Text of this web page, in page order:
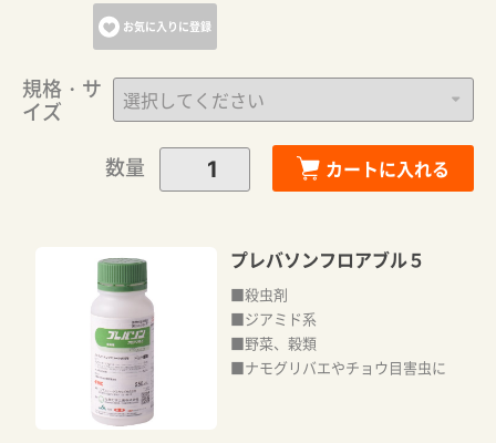
お気に入りに登録
規格・サ
イズ
数量
カートに入れる
プレバソンフロアブル５
■殺虫剤
■ジアミド系
■野菜、穀類
■ナモグリバエやチョウ目害虫に